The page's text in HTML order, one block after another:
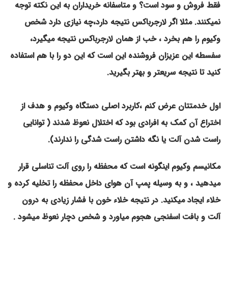
فقط فروش و سود است؟ و متاسفانه خریداران به این نکته توجه
نمیکنند. مثلا اگر لارجرباکس نتیجه دارد،چه نیازی دارد شخص
وکیوم را هم بخرد ، خب از همان لارجرباکس نتیجه میگیرد،
سفسطه این عزیزان فروشنده این است که این دو را با هم استفاده
کنید تا نتیجه سریعتر و بهتر بگیرید.
اول خدمتتان عرض کنم ،کاربرد اصلی دستگاه وکیوم و هدف از
اختراع آن کمک به افرادی بود که اختلال نعوظ شدند ( توانایی
راست شدن آلت یا نگه داشتن راست شدگی را ندارند).
مکانیسم وکیوم اینگونه است که محفظه را روی آلت تناسلی قرار
میدهید ، و به وسیله پمپ آن هوای داخل محفظه را تخلیه کرده و
خلاء ایجاد میکنید. در نتیجه خلاء خون با فشار زیادی به درون
آلت و بافت اسفنجی هجوم میاورد و شخص دچار نعوظ میشود .